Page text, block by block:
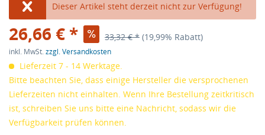
Dieser Artikel steht derzeit nicht zur Verfügung!
26,66 € * 33,32 € * (19,99% Rabatt)
inkl. MwSt.zzgl. Versandkosten
Lieferzeit 7 - 14 Werktage.
Bitte beachten Sie, dass einige Hersteller die versprochenen
Lieferzeiten nicht einhalten. Wenn Ihre Bestellung zeitkritisch
ist, schreiben Sie uns bitte eine Nachricht, sodass wir die
Verfügbarkeit prüfen können.